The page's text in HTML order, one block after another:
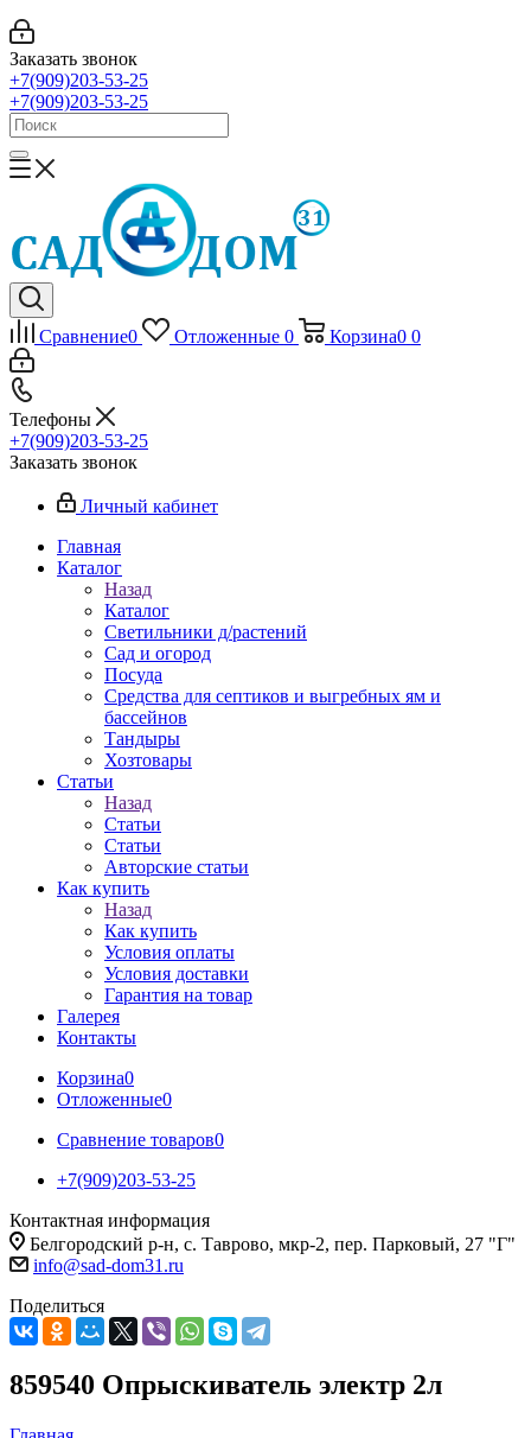
Заказать звонок
+7(909)203-53-25
+7(909)203-53-25
Сравнение0 Отложенные 0 Корзина0 0
Телефоны
+7(909)203-53-25
Заказать звонок
Личный кабинет
Главная
Каталог
Назад
Каталог
Светильники д/растений
Сад и огород
Посуда
Средства для септиков и выгребных ям и
бассейнов
Тандыры
Хозтовары
Статьи
Назад
Статьи
Статьи
Авторские статьи
Как купить
Назад
Как купить
Условия оплаты
Условия доставки
Гарантия на товар
Галерея
Контакты
Корзина0
Отложенные0
Сравнение товаров0
+7(909)203-53-25
Контактная информация
Белгородский р-н, с. Таврово, мкр-2, пер. Парковый, 27 "Г"
info@sad-dom31.ru
Поделиться
859540 Опрыскиватель электр 2л